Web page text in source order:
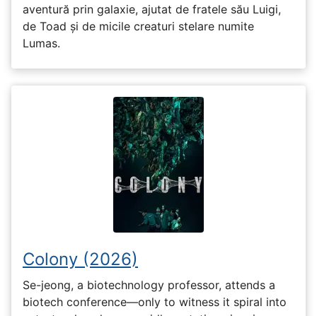
aventură prin galaxie, ajutat de fratele său Luigi,
de Toad și de micile creaturi stelare numite
Lumas.
Colony (2026)
Se-jeong, a biotechnology professor, attends a
biotech conference—only to witness it spiral into